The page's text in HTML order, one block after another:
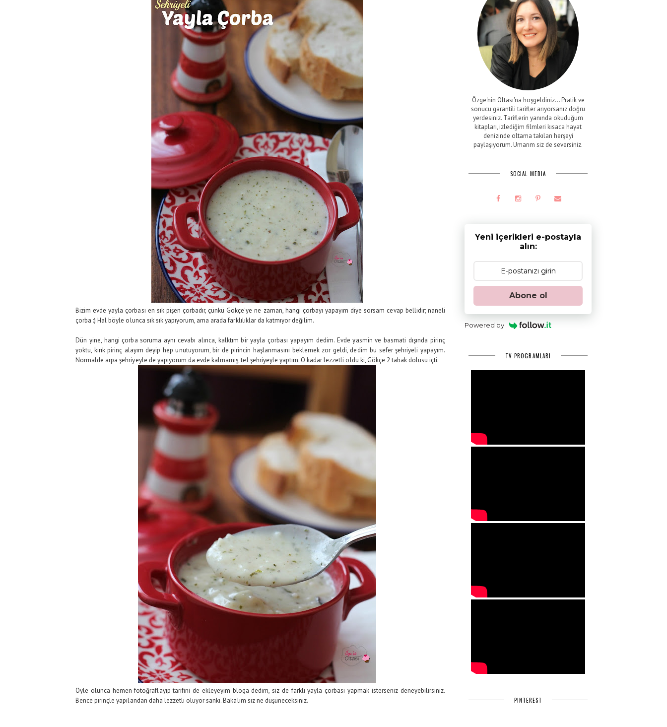
Bizim evde yayla çorbası en sık pişen çorbadır, çünkü Gökçe'ye ne zaman, hangi çorbayı yapayım diye sorsam cevap bellidir; naneli
çorba :) Hal böyle olunca sık sık yapıyorum, ama arada farklılıklar da katmıyor değilim.
Dün yine, hangi çorba soruma aynı cevabı alınca, kalktım bir yayla çorbası yapayım dedim. Evde yasmin ve basmati dışında pirinç
yoktu, kırık pirinç alayım deyip hep unutuyorum, bir de pirincin haşlanmasını beklemek zor geldi, dedim bu sefer şehriyeli yapayım.
Normalde arpa şehriyeyle de yapıyorum da evde kalmamış, tel şehriyeyle yaptım. O kadar lezzetli oldu ki, Gökçe 2 tabak dolusu içti.
Öyle olunca hemen fotoğraflayıp tarifini de ekleyeyim bloga dedim, siz de farklı yayla çorbası yapmak isterseniz deneyebilirsiniz.
Bence pirinçle yapılandan daha lezzetli oluyor sanki. Bakalım siz ne düşüneceksiniz.
Özge'nin Oltası'na hoşgeldiniz... Pratik ve
sonucu garantili tarifler arıyorsanız doğru
yerdesiniz. Tariflerin yanında okuduğum
kitapları, izlediğim filmleri kısaca hayat
denizinde oltama takılan herşeyi
paylaşıyorum. Umarım siz de seversiniz.
SOCIAL MEDIA
Yeni içerikleri e-postayla
alın:
Abone ol
Powered by
TV PROGRAMLARI
PINTEREST